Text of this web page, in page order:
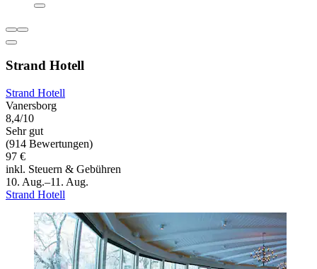
Strand Hotell
Strand Hotell
Vanersborg
8,4/10
Sehr gut
(914 Bewertungen)
97 €
inkl. Steuern & Gebühren
10. Aug.–11. Aug.
Strand Hotell